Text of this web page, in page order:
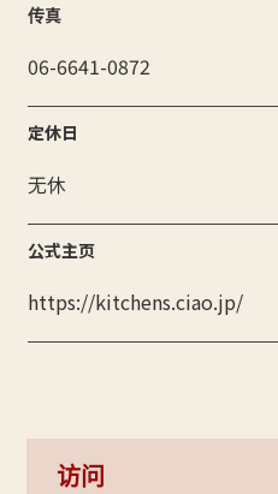
传真
06-6641-0872
定休日
无休
公式主页
https://kitchens.ciao.jp/
访问